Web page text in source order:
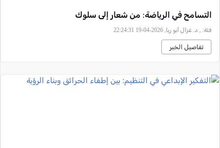
التسامح في الرياضة: من شعار إلى سلوك
فئة: , د. غزال أبو ريا, 2026-04-19 22:24:31
تفاصيل الخبر